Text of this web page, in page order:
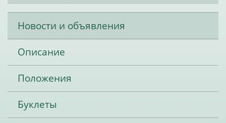
Новости и объявления
Описание
Положения
Буклеты